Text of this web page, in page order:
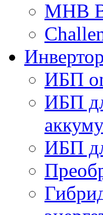
MHB
ИБП
ИБП
ИБП